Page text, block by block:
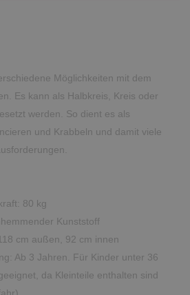
Möglichkeiten mit dem
Es kann als Halbkreis, Kreis oder
werden. So dient es als
und Krabbeln und damit viele
80 kg
Kunststoff
cm außen, 92 cm innen
Ab 3 Jahren. Für Kinder unter 36
da Kleinteile enthalten sind